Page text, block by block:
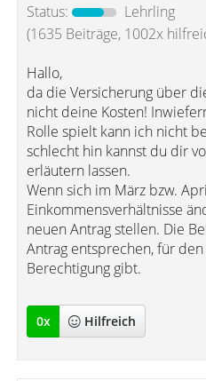
Status:
Lehrling
(1635 Beiträge, 1002x
Hallo,
da die Versicherung über
nicht deine Kosten!
Rolle spielt kann ich nicht
schlecht hin kannst du dir
erläutern lassen.
Wenn sich im März bzw.
Einkommensverhältnisse
neuen Antrag stellen. Die
Antrag entsprechen, für
Berechtigung gibt.
0x Hilfreich